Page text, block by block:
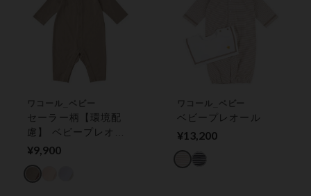
ワコール_ベビー
セーラー柄【環境配
慮】 ベビープレオー
ル
¥9,900
ワコール_ベビー
ベビープレオール
¥13,200